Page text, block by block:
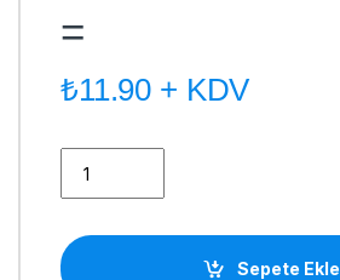
=
₺11.90 + KDV
Sepete Ekle